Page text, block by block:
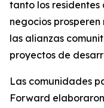
tanto los residentes
negocios
las alianzas
proyectos de
Las comunidades
Forward